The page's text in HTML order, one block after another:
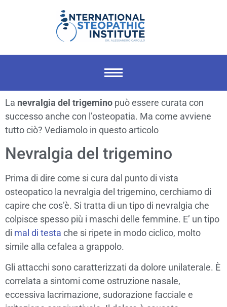
La nevralgia del trigemino può essere curata con
successo anche con l’osteopatia. Ma come avviene
tutto ciò? Vediamolo in questo articolo
Nevralgia del trigemino
Prima di dire come si cura dal punto di vista
osteopatico la nevralgia del trigemino, cerchiamo di
capire che cos’è. Si tratta di un tipo di nevralgia che
colpisce spesso più i maschi delle femmine. E’ un tipo
di mal di testa che si ripete in modo ciclico, molto
simile alla cefalea a grappolo.
Gli attacchi sono caratterizzati da dolore unilaterale. È
correlata a sintomi come ostruzione nasale,
eccessiva lacrimazione, sudorazione facciale e